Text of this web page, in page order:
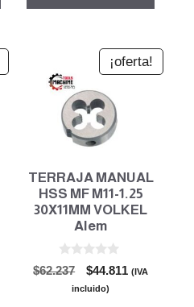
¡oferta!
TERRAJA MANUAL
HSS MF M11-1.25
30X11MM VOLKEL
Alem
0
d
$62.237
El
precio
$44.811 El
(IVA
incluido)